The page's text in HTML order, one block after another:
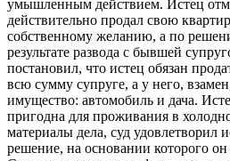
умышленным действием. Истец
действительно продал свою
собственному желанию, а по
результате развода с бывшей
постановил, что истец обязан
всю сумму супруге, а у него,
имущество: автомобиль и дача.
пригодна для проживания в
материалы дела, суд удовлетворил
решение, на основании которого он